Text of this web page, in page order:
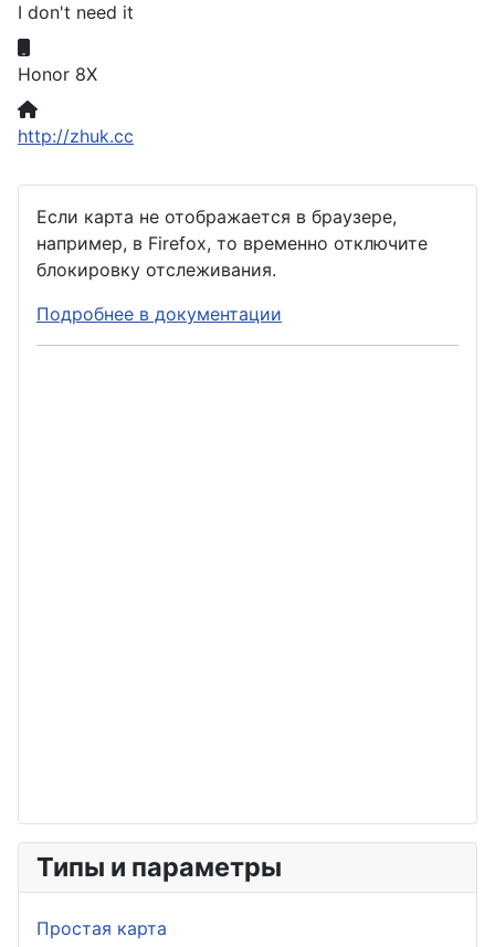
I don't need it
Honor 8X
Website:
http://zhuk.cc
Если карта не отображается в браузере,
например, в Firefox, то временно отключите
блокировку отслеживания.
Подробнее в документации
Типы и параметры
Простая карта